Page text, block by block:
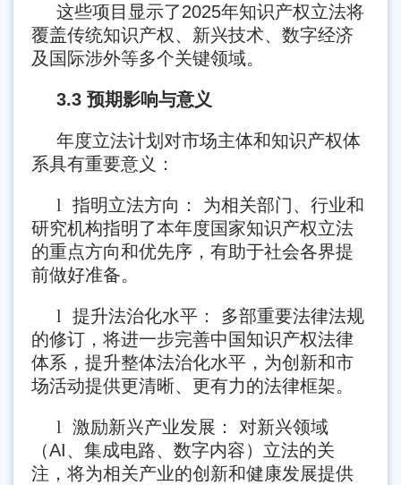
这些项目显示了2025年知识产权立法将
覆盖传统知识产权、新兴技术、数字经济
及国际涉外等多个关键领域。
3.3 预期影响与意义
年度立法计划对市场主体和知识产权体
系具有重要意义：
l 指明立法方向： 为相关部门、行业和
研究机构指明了本年度国家知识产权立法
的重点方向和优先序，有助于社会各界提
前做好准备。
l 提升法治化水平： 多部重要法律法规
的修订，将进一步完善中国知识产权法律
体系，提升整体法治化水平，为创新和市
场活动提供更清晰、更有力的法律框架。
l 激励新兴产业发展： 对新兴领域
（AI、集成电路、数字内容）立法的关
注，将为相关产业的创新和健康发展提供